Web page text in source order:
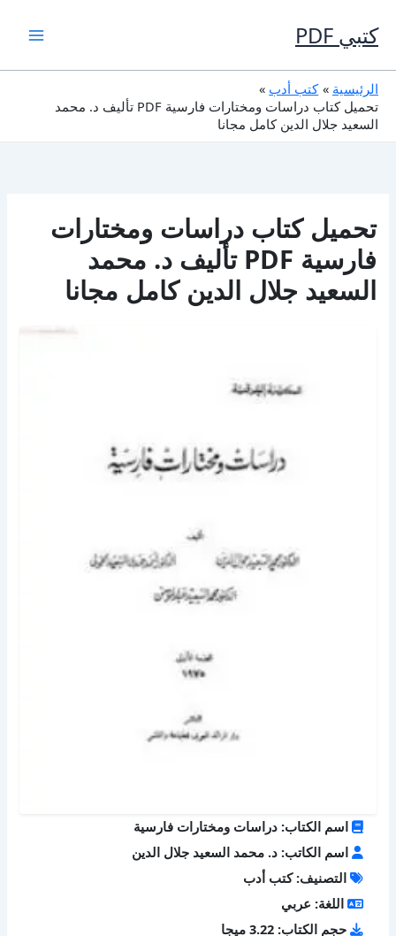
إلى
المحتوى
كتبي PDF
الرئيسية
كتب أدب
تحميل كتاب دراسات ومختارات فارسية PDF تأليف د. محمد
السعيد جلال الدين كامل مجانا
تحميل كتاب دراسات ومختارات
فارسية PDF تأليف د. محمد
السعيد جلال الدين كامل مجانا
اسم الكتاب: دراسات ومختارات فارسية
اسم الكاتب: د. محمد السعيد جلال الدين
التصنيف: كتب أدب
اللغة: عربي
حجم الكتاب: 3.22 ميجا